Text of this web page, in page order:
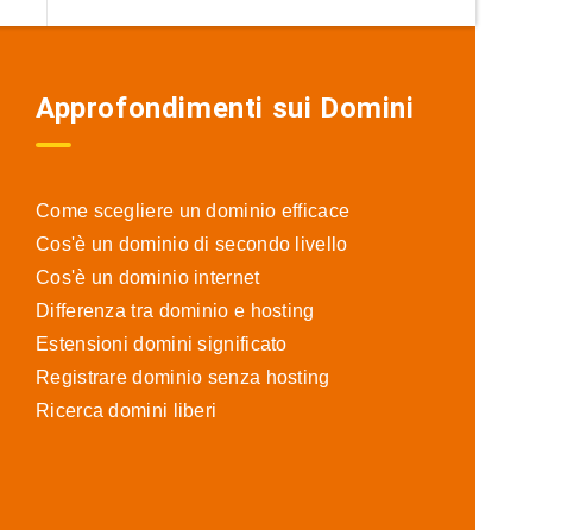
Approfondimenti sui Domini
Come scegliere un dominio efficace
Cos'è un dominio di secondo livello
Cos'è un dominio internet
Differenza tra dominio e hosting
Estensioni domini significato
Registrare dominio senza hosting
Ricerca domini liberi